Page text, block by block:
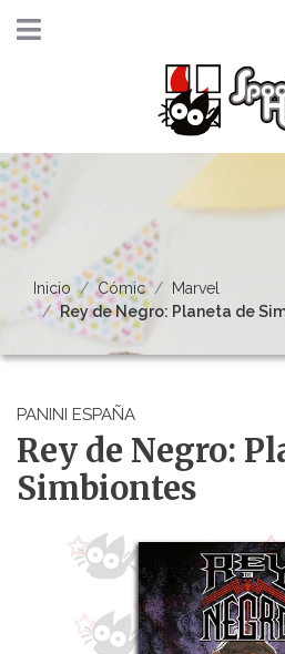
Inicio Cómic
Marvel
Rey de Negro: Planeta de
PANINI ESPAÑA
Rey de Negro:
Simbiontes